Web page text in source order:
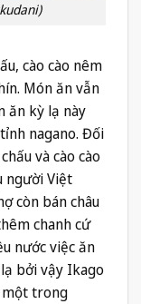
cào cào nêm
Món ăn vẫn
ăn kỳ lạ này
nagano. Đối
và cào cào
người Việt
còn bán châu
chanh cứ
nước việc ăn
lạ bởi vậy Ikago
một trong